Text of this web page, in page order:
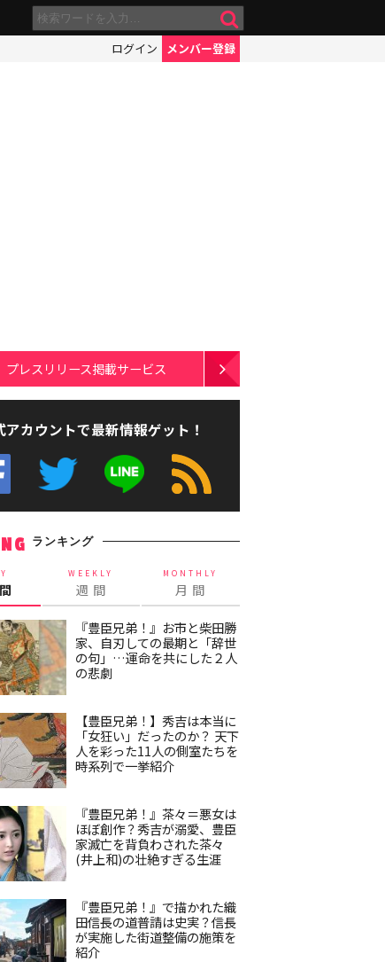
ログイン メンバー登録
プレスリリース掲載サービス
アカウントで最新情報ゲット！
ランキング
WEEKLY
週 間
MONTHLY
月 間
『豊臣兄弟！』お市と柴田勝
家、自刃しての最期と「辞世
の句」…運命を共にした２人
の悲劇
【豊臣兄弟！】秀吉は本当に
「女狂い」だったのか？ 天下
人を彩った11人の側室たちを
時系列で一挙紹介
『豊臣兄弟！』茶々＝悪女は
ほぼ創作？秀吉が溺愛、豊臣
家滅亡を背負わされた茶々
(井上和)の壮絶すぎる生涯
『豊臣兄弟！』で描かれた織
田信長の道普請は史実？信長
が実施した街道整備の施策を
紹介